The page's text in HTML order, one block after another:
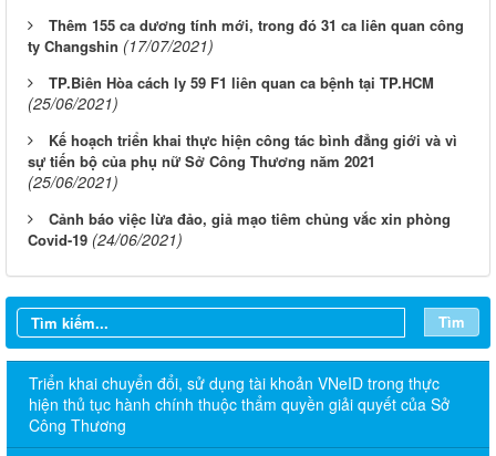
Thêm 155 ca dương tính mới, trong đó 31 ca liên quan công
ty Changshin (17/07/2021)
TP.Biên Hòa cách ly 59 F1 liên quan ca bệnh tại TP.HCM
(25/06/2021)
Kế hoạch triển khai thực hiện công tác bình đẳng giới và vì
sự tiến bộ của phụ nữ Sở Công Thương năm 2021
(25/06/2021)
Cảnh báo việc lừa đảo, giả mạo tiêm chủng vắc xin phòng
Covid-19 (24/06/2021)
Tìm
Triển khai chuyển đổi, sử dụng tài khoản VNeID trong thực
hiện thủ tục hành chính thuộc thẩm quyền giải quyết của Sở
Công Thương